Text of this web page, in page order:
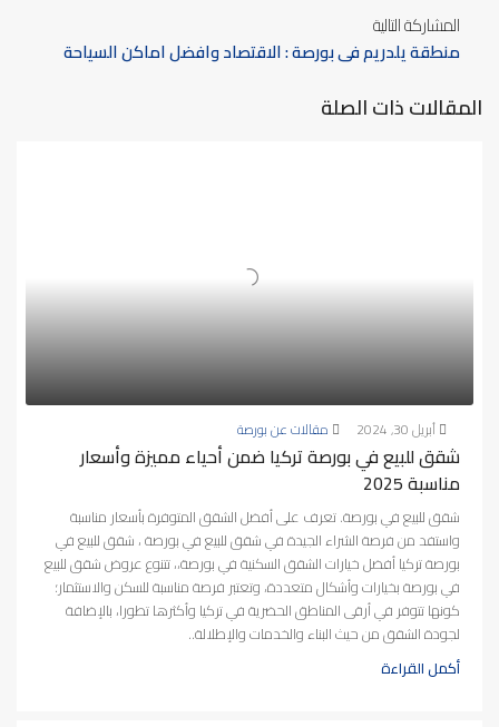
المشاركة التالية
منطقة يلدريم في بورصة : الاقتصاد وافضل اماكن السياحة
المقالات ذات الصلة
أبريل 30, 2024 مقالات عن بورصة
شقق للبيع في بورصة تركيا ضمن أحياء مميزة وأسعار
مناسبة 2025
شقق للبيع في بورصة. تعرف على أفضل الشقق المتوفرة بأسعار مناسبة
واستفد من فرصة الشراء الجيدة في شقق للبيع في بورصة ، شقق للبيع في
بورصة تركيا أفضل خيارات الشقق السكنية في بورصة،، تتنوع عروض شقق للبيع
في بورصة بخيارات وأشكال متعددة، وتعتبر فرصة مناسبة للسكن والاستثمار؛
كونها تتوفر في أرقى المناطق الحضرية في تركيا وأكثرها تطورا، بالإضافة
لجودة الشقق من حيث البناء والخدمات والإطلالة..
أكمل القراءة